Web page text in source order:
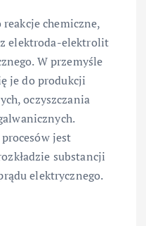
chemiczne,
elektroda-elektrolit
W przemyśle
je do produkcji
oczyszczania
jest
substancji
elektrycznego.